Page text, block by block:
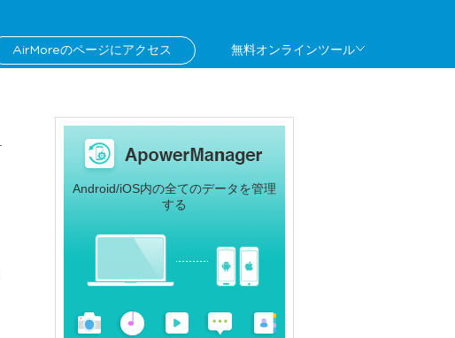
AirMoreのページにアクセス 無料オンラインツール
Android/iOS内の全てのデータを管理
する